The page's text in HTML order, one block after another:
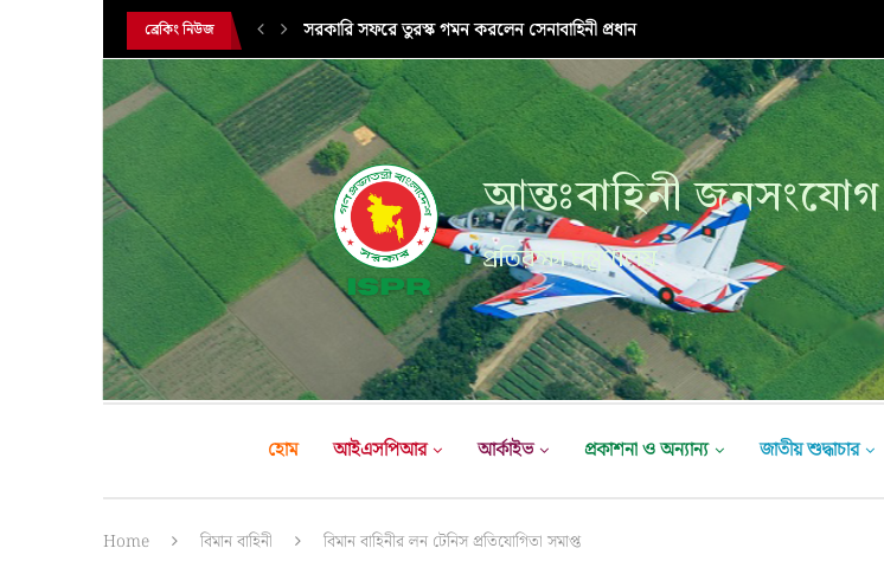
ব্রেকিং নিউজ সরকারি সফরে তুরস্ক গমন করলেন সেনাবাহিনী প্রধান
আন্তঃবাহিনী
প্রতিরক্ষা মন্ত্রণালয়
হোম আইএসপিআর আর্কাইভ প্রকাশনা ও অন্যান্য জাতীয় শুদ্ধাচার
Home বিমান বাহিনী বিমান বাহিনীর লন টেনিস প্রতিযোগিতা সমাপ্ত